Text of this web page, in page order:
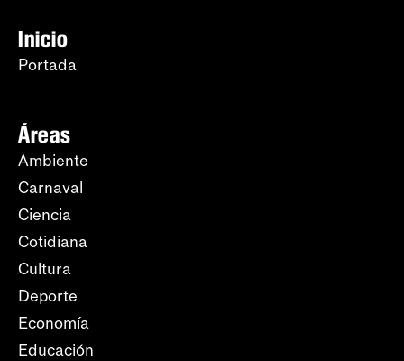
Inicio
Portada
Áreas
Ambiente
Carnaval
Ciencia
Cotidiana
Cultura
Deporte
Economía
Educación